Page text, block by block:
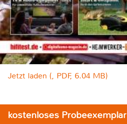
Jetzt laden (, PDF, 6.04 MB)
kostenloses Probeexemplar